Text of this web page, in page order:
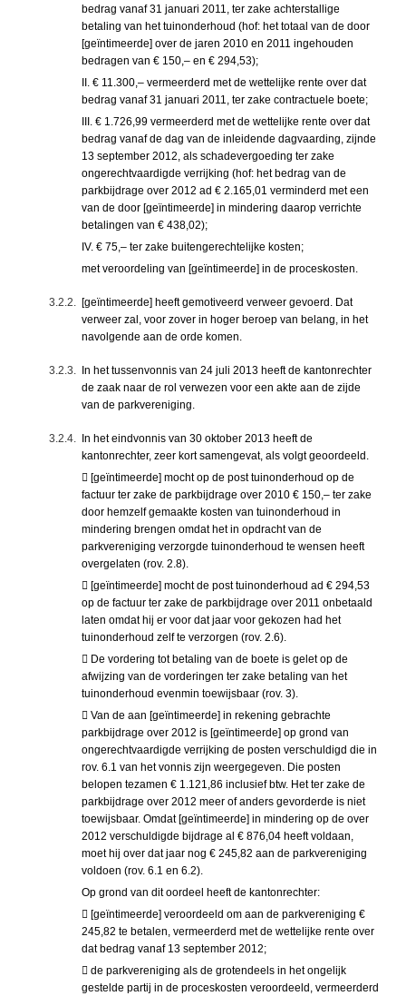
bedrag vanaf 31 januari 2011, ter zake achterstallige
betaling van het tuinonderhoud (hof: het totaal van de door
[geïntimeerde] over de jaren 2010 en 2011 ingehouden
bedragen van € 150,– en € 294,53);
II. € 11.300,– vermeerderd met de wettelijke rente over dat
bedrag vanaf 31 januari 2011, ter zake contractuele boete;
III. € 1.726,99 vermeerderd met de wettelijke rente over dat
bedrag vanaf de dag van de inleidende dagvaarding, zijnde
13 september 2012, als schadevergoeding ter zake
ongerechtvaardigde verrijking (hof: het bedrag van de
parkbijdrage over 2012 ad € 2.165,01 verminderd met een
van de door [geïntimeerde] in mindering daarop verrichte
betalingen van € 438,02);
IV. € 75,– ter zake buitengerechtelijke kosten;
met veroordeling van [geïntimeerde] in de proceskosten.
3.2.2. [geïntimeerde] heeft gemotiveerd verweer gevoerd. Dat
verweer zal, voor zover in hoger beroep van belang, in het
navolgende aan de orde komen.
3.2.3.
In het tussenvonnis van 24 juli 2013 heeft de kantonrechter
de zaak naar de rol verwezen voor een akte aan de zijde
van de parkvereniging.
3.2.4.
In het eindvonnis van 30 oktober 2013 heeft de
kantonrechter, zeer kort samengevat, als volgt geoordeeld.
 [geïntimeerde] mocht op de post tuinonderhoud op de
factuur ter zake de parkbijdrage over 2010 € 150,– ter zake
door hemzelf gemaakte kosten van tuinonderhoud in
mindering brengen omdat het in opdracht van de
parkvereniging verzorgde tuinonderhoud te wensen heeft
overgelaten (rov. 2.8).
 [geïntimeerde] mocht de post tuinonderhoud ad € 294,53
op de factuur ter zake de parkbijdrage over 2011 onbetaald
laten omdat hij er voor dat jaar voor gekozen had het
tuinonderhoud zelf te verzorgen (rov. 2.6).
 De vordering tot betaling van de boete is gelet op de
afwijzing van de vorderingen ter zake betaling van het
tuinonderhoud evenmin toewijsbaar (rov. 3).
 Van de aan [geïntimeerde] in rekening gebrachte
parkbijdrage over 2012 is [geïntimeerde] op grond van
ongerechtvaardigde verrijking de posten verschuldigd die in
rov. 6.1 van het vonnis zijn weergegeven. Die posten
belopen tezamen € 1.121,86 inclusief btw. Het ter zake de
parkbijdrage over 2012 meer of anders gevorderde is niet
toewijsbaar. Omdat [geïntimeerde] in mindering op de over
2012 verschuldigde bijdrage al € 876,04 heeft voldaan,
moet hij over dat jaar nog € 245,82 aan de parkvereniging
voldoen (rov. 6.1 en 6.2).
Op grond van dit oordeel heeft de kantonrechter:
 [geïntimeerde] veroordeeld om aan de parkvereniging €
245,82 te betalen, vermeerderd met de wettelijke rente over
dat bedrag vanaf 13 september 2012;
 de parkvereniging als de grotendeels in het ongelijk
gestelde partij in de proceskosten veroordeeld, vermeerderd